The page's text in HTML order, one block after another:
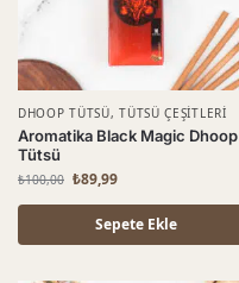
DHOOP TÜTSÜ,TÜTSÜ ÇEŞITLERI
Aromatika Black Magic Dhoop
Tütsü
₺100,00 ₺89,99
Sepete Ekle